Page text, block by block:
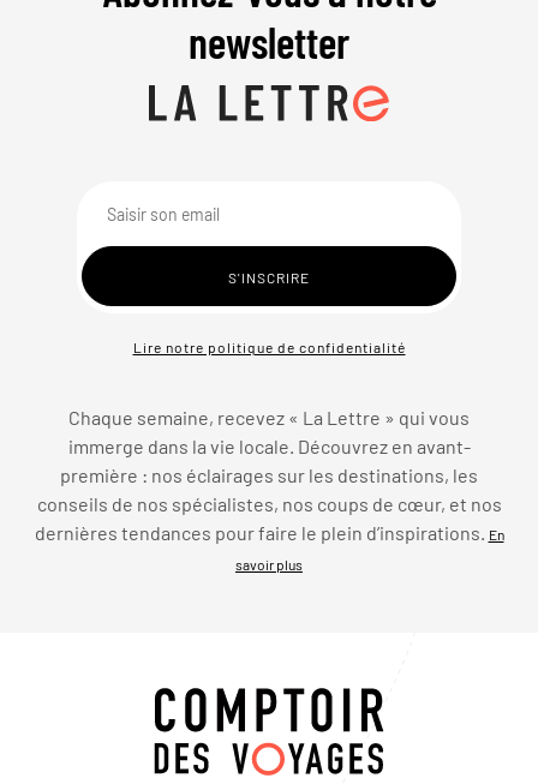
newsletter
Lire notre politique de confidentialité
Chaque semaine, recevez « La Lettre » qui vous
immerge dans la vie locale. Découvrez en avant-
première : nos éclairages sur les destinations, les
conseils de nos spécialistes, nos coups de cœur, et nos
dernières tendances pour faire le plein d’inspirations.
En
savoir plus